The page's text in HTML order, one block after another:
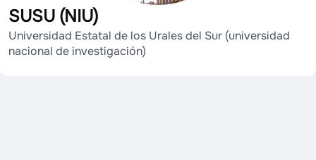
SUSU (NIU)
Universidad Estatal de los Urales del Sur (universidad
nacional de investigación)